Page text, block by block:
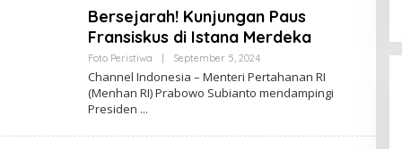
L
N
O
N
E
Bersejarah! Kunjungan Paus
Fransiskus di Istana Merdeka
Foto Peristiwa September 5, 2024B
C
H
N
Channel Indonesia – Menteri Pertahanan RI
(Menhan RI) Prabowo Subianto mendampingi
Presiden